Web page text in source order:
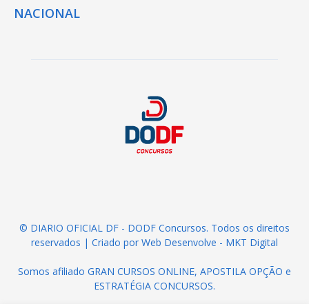
NACIONAL
© DIARIO OFICIAL DF - DODF Concursos. Todos os direitos
reservados | Criado por Web Desenvolve - MKT Digital
Somos afiliado GRAN CURSOS ONLINE, APOSTILA OPÇÃO e
ESTRATÉGIA CONCURSOS.